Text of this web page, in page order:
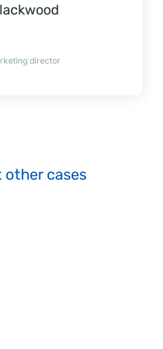
director
other cases